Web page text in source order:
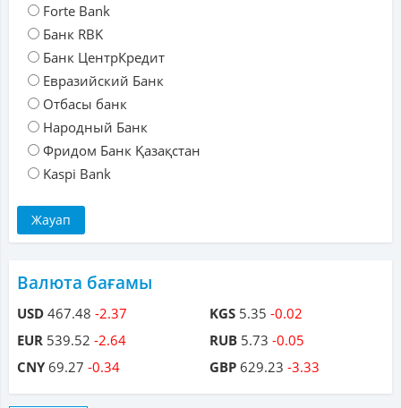
Forte Bank
Банк RBK
Банк ЦентрКредит
Евразийский Банк
Отбасы банк
Народный Банк
Фридом Банк Қазақстан
Kaspi Bank
Валюта бағамы
USD 467.48 -2.37
EUR 539.52 -2.64
CNY69.27 -0.34
KGS 5.35 -0.02
RUB 5.73 -0.05
GBP 629.23 -3.33